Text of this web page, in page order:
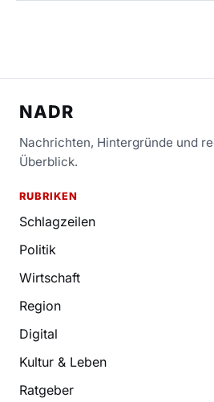
NADR
Nachrichten, Hintergründe und
Überblick.
RUBRIKEN
Schlagzeilen
Politik
Wirtschaft
Region
Digital
Kultur & Leben
Ratgeber